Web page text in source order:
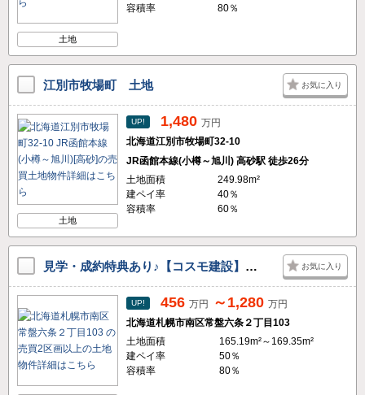
土地
容積率
80％
江別市牧場町 土地 お気に入り
土地
UP! 1,480 万円
北海道江別市牧場町32-10
JR函館本線(小樽～旭川) 高砂駅 徒歩26分
土地面積
249.98m²
建ペイ率
40％
容積率
60％
見学・成約特典あり♪【コスモ建設】札幌市南区常盤6条2丁目【グリーンタウン芸術の森-全18区画】 お気に入り
UP! 456 万円 ～1,280 万円
北海道札幌市南区常盤六条２丁目103
土地面積
165.19m²～169.35m²
建ペイ率
50％
容積率
80％